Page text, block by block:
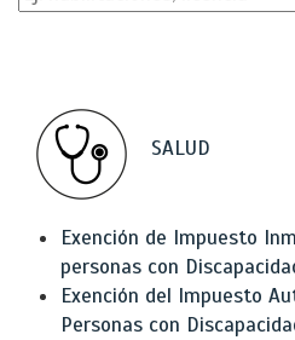
SALUD
Exención de Impuesto
personas con
Exención del Impuesto
Personas con